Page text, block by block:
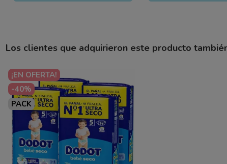
Los clientes que adquirieron este producto
¡EN OFERTA!
-40%
PACK